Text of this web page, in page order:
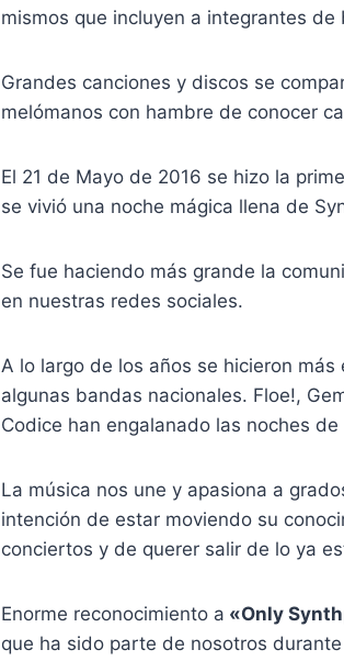
mismos que incluyen a integrantes
Grandes canciones y discos se
melómanos con hambre de conocer
El 21 de Mayo de 2016 se hizo la
se vivió una noche mágica llena de
Se fue haciendo más grande la
en nuestras redes sociales.
A lo largo de los años se hicieron
algunas bandas nacionales. Floe!,
Codice han engalanado las noches de
La música nos une y apasiona a
intención de estar moviendo su
conciertos y de querer salir de lo ya
Enorme reconocimiento a «Only
que ha sido parte de nosotros